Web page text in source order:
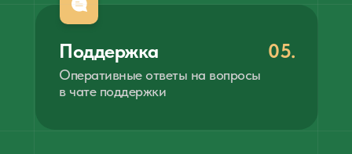
Оперативные ответы на вопросы
в чате поддержки
05.
Поддержка